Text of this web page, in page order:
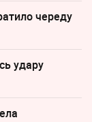
череду
удару